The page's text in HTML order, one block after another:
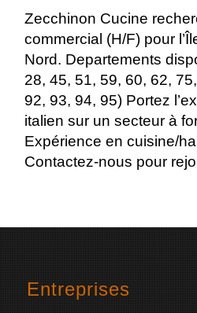
Zecchinon Cucine
commercial (H/F) pour
Nord. Departements
28, 45, 51, 59, 60, 62,
92, 93, 94, 95) Portez
italien sur un secteur à
Expérience en cuisine/
Contactez-nous pour
Entreprises